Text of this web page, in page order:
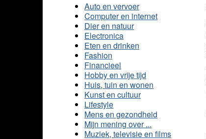
Auto en vervoer
Computer en internet
Dier en natuur
Electronica
Eten en drinken
Fashion
Financieel
Hobby en vrije tijd
Huis, tuin en wonen
Kunst en cultuur
Lifestyle
Mens en gezondheid
Mijn mening over ...
Muziek, televisie en films